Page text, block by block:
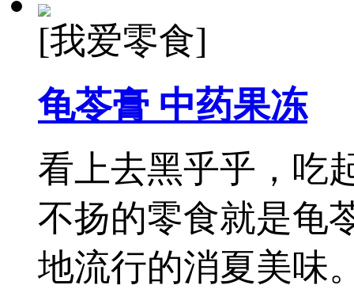
[我爱零食]
龟苓膏 中药果冻
看上去黑乎乎，吃
不扬的零食就是龟
地流行的消夏美味